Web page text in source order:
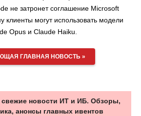
не затронет соглашение Microsoft
клиенты могут использовать модели
Opus и Claude Haiku.
ГЛАВНАЯ НОВОСТЬ »
новости ИТ и ИБ. Обзоры,
анонсы главных ивентов